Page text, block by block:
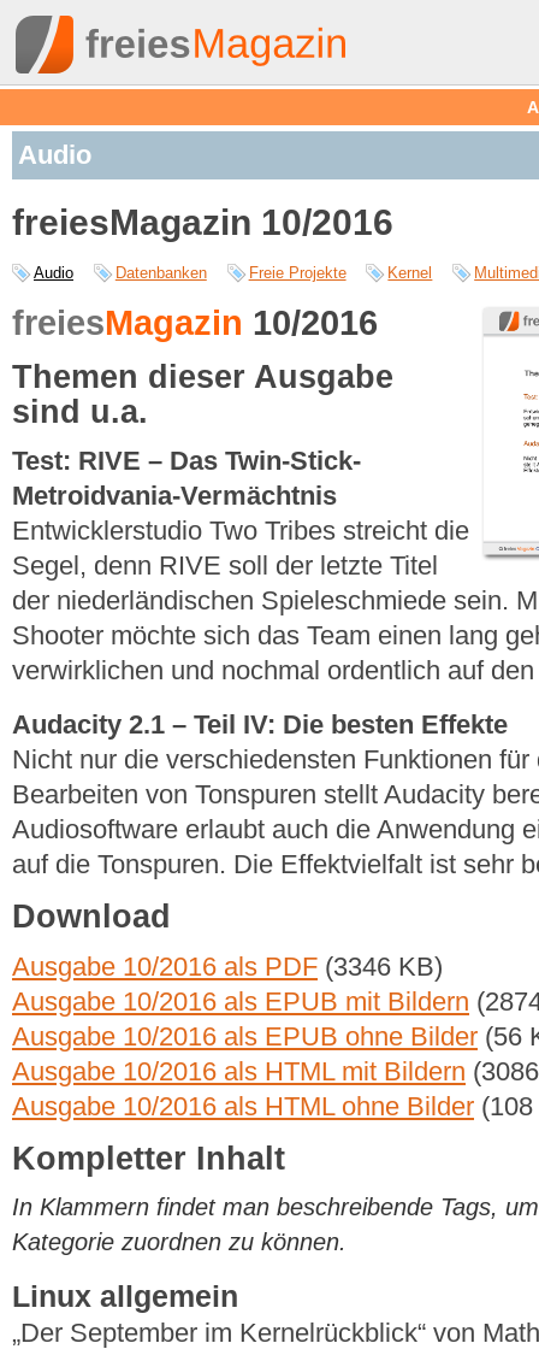
Audio
freiesMagazin 10/2016
Audio Datenbanken Freie Projekte Kernel
freiesMagazin 10/2016
Themen dieser Ausgabe
sind u.a.
Test: RIVE – Das Twin-Stick-
Metroidvania-Vermächtnis
Entwicklerstudio Two Tribes streicht die
Segel, denn RIVE soll der letzte Titel
der niederländischen Spieleschmiede sein.
Shooter möchte sich das Team einen lang
verwirklichen und nochmal ordentlich auf
Audacity 2.1 – Teil IV: Die besten Effekte
Nicht nur die verschiedensten Funktionen
Bearbeiten von Tonspuren stellt Audacity
Audiosoftware erlaubt auch die Anwendung
auf die Tonspuren. Die Effektvielfalt ist sehr
Download
Ausgabe 10/2016 als PDF (3346 KB)
Ausgabe 10/2016 als EPUB mit Bildern
Ausgabe 10/2016 als EPUB ohne Bilder (56
Ausgabe 10/2016 als HTML mit Bildern
Ausgabe 10/2016 als HTML ohne Bilder
Kompletter Inhalt
In Klammern findet man beschreibende Tags,
Kategorie zuordnen zu können.
Linux allgemein
„Der September im Kernelrückblick“ von